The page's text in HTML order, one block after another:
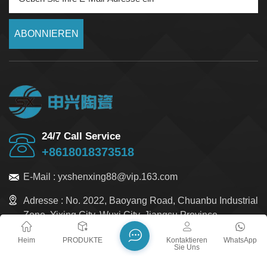
ABONNIEREN
24/7 Call Service
+8618018373518
E-Mail : yxshenxing88@vip.163.com
Adresse : No. 2022, Baoyang Road, Chuanbu Industrial
Zone, Yixing City, Wuxi City, Jiangsu Province
Heim PRODUKTE WhatsApp
Kontaktieren
Sie Uns